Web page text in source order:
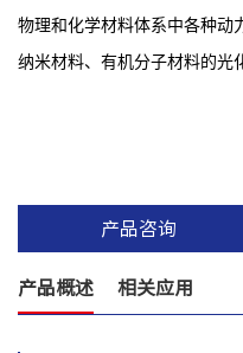
物理和化学材料体系中各种动
纳米材料、有机分子材料的光
产品咨询
产品概述 相关应用